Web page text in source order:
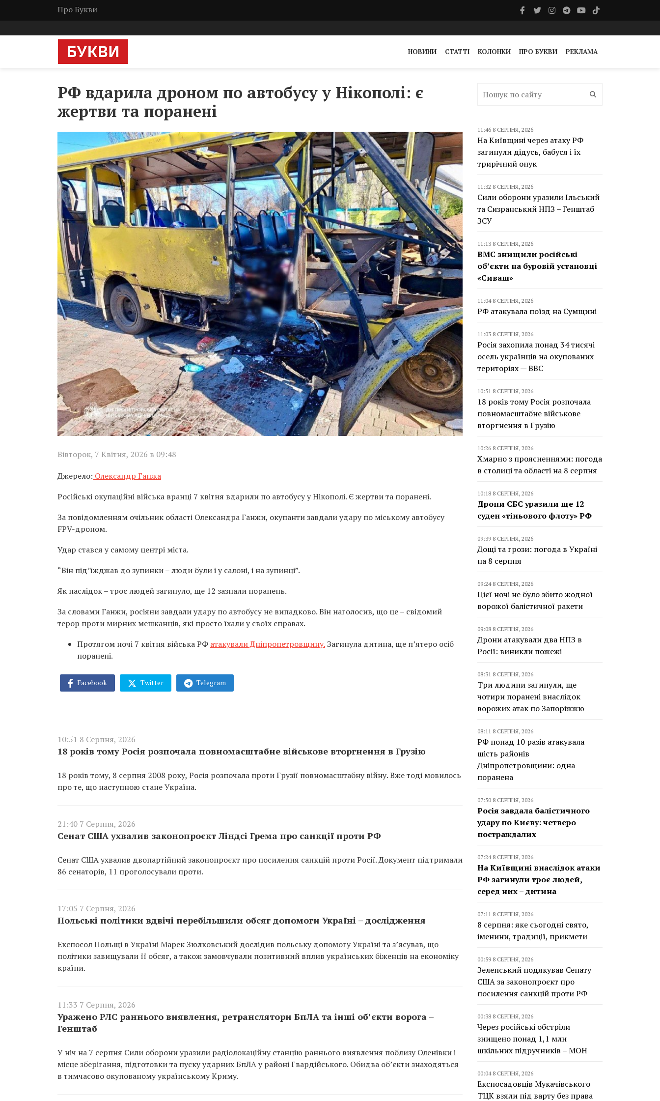
Про Букви
НОВИНИ СТАТТІ КОЛОНКИ ПРО БУКВИ РЕКЛАМА
РФ вдарила дроном по автобусу у Нікополі: є
жертви та поранені
Вівторок, 7 Квітня, 2026 в 09:48
Джерело: Олександр Ганжа
Російські окупаційні війська вранці 7 квітня вдарили по автобусу у Нікополі. Є жертви та поранені.
За повідомленням очільник області Олександра Ганжи, окупанти завдали удару по міському автобусу
FPV-дроном.
Удар стався у самому центрі міста.
“Він під’їжджав до зупинки – люди були і у салоні, і на зупинці”.
Як наслідок – троє людей загинуло, ще 12 зазнали поранень.
За словами Ганжи, росіяни завдали удару по автобусу не випадково. Він наголосив, що це – свідомий
терор проти мирних мешканців, які просто їхали у своїх справах.
Протягом ночі 7 квітня війська РФ атакували Дніпропетровщину.Загинула дитина, ще п’ятеро осіб
поранені.
Facebook Twitter Telegram
10:51 8 Серпня, 2026
18 років тому Росія розпочала повномасштабне військове вторгнення в Грузію
18 років тому, 8 серпня 2008 року, Росія розпочала проти Грузії повномасштабну війну. Вже тоді мовилось
про те, що наступною стане Україна.
21:40 7 Серпня, 2026
Сенат США ухвалив законопроєкт Ліндсі Грема про санкції проти РФ
Сенат США ухвалив двопартійний законопроєкт про посилення санкцій проти Росії. Документ підтримали
86 сенаторів, 11 проголосували проти.
17:05 7 Серпня, 2026
Польські політики вдвічі перебільшили обсяг допомоги Україні – дослідження
Експосол Польщі в Україні Марек Зюлковський дослідив польську допомогу Україні та з’ясував, що
політики завищували її обсяг, а також замовчували позитивний вплив українських біженців на економіку
країни.
11:33 7 Серпня, 2026
Уражено РЛС раннього виявлення, ретранслятори БпЛА та інші об’єкти ворога –
Генштаб
У ніч на 7 серпня Сили оборони уразили радіолокаційну станцію раннього виявлення поблизу Оленівки і
місце зберігання, підготовки та пуску ударних БпЛА у районі Гвардійського. Обидва об’єкти знаходяться
в тимчасово окупованому українському Криму.
11:46 8 СЕРПНЯ, 2026
На Київщині через атаку РФ
загинули дідусь, бабуся і їх
трирічний онук
11:32 8 СЕРПНЯ, 2026
Сили оборони уразили Ільський
та Сизранський НПЗ – Генштаб
ЗСУ
11:13 8 СЕРПНЯ, 2026
ВМС знищили російські
об’єкти на буровій установці
«Сиваш»
11:04 8 СЕРПНЯ, 2026
РФ атакувала поїзд на Сумщині
11:03 8 СЕРПНЯ, 2026
Росія захопила понад 34 тисячі
осель українців на окупованих
територіях — BBC
10:51 8 СЕРПНЯ, 2026
18 років тому Росія розпочала
повномасштабне військове
вторгнення в Грузію
10:26 8 СЕРПНЯ, 2026
Хмарно з проясненнями: погода
в столиці та області на 8 серпня
10:18 8 СЕРПНЯ, 2026
Дрони СБС уразили ще 12
суден «тіньового флоту» РФ
09:39 8 СЕРПНЯ, 2026
Дощі та грози: погода в Україні
на 8 серпня
09:24 8 СЕРПНЯ, 2026
Цієї ночі не було збито жодної
ворожої балістичної ракети
09:08 8 СЕРПНЯ, 2026
Дрони атакували два НПЗ в
Росії: виникли пожежі
08:31 8 СЕРПНЯ, 2026
Три людини загинули, ще
чотири поранені внаслідок
ворожих атак по Запоріжжю
08:11 8 СЕРПНЯ, 2026
РФ понад 10 разів атакувала
шість районів
Дніпропетровщини: одна
поранена
07:50 8 СЕРПНЯ, 2026
Росія завдала балістичного
удару по Києву: четверо
постраждалих
07:24 8 СЕРПНЯ, 2026
На Київщині внаслідок атаки
РФ загинули троє людей,
серед них – дитина
07:11 8 СЕРПНЯ, 2026
8 серпня: яке сьогодні свято,
іменини, традиції, прикмети
00:59 8 СЕРПНЯ, 2026
Зеленський подякував Сенату
США за законопроєкт про
посилення санкцій проти РФ
00:38 8 СЕРПНЯ, 2026
Через російські обстріли
знищено понад 1,1 млн
шкільних підручників – МОН
00:04 8 СЕРПНЯ, 2026
Експосадовців Мукачівського
ТЦК взяли під варту без права